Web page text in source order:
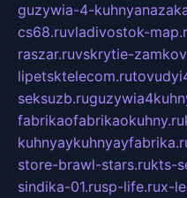
guzywia-4-
cs68.ruvladivostok-
raszar.ruvskrytie-
lipetsktelecom.ru
seksuzb.ru
fabrikaofabrikaokuhny.ru
store-brawl-stars.rukts-
sindika-01.rusp-life.rux-